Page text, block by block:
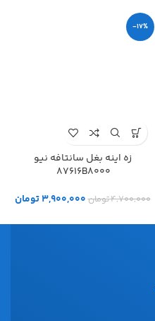
-17%
زه اینه بغل سانتافه نیو
87616B8000
4,700,000تومان3,900,000تومان